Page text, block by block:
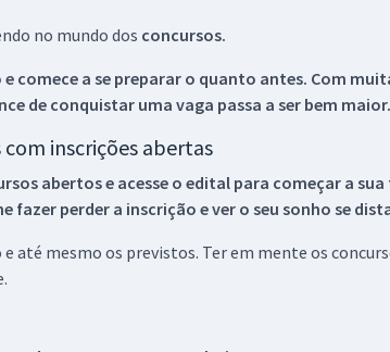
no mundo dos concursos.
comece a se preparar o quanto antes. Com
de conquistar uma vaga passa a ser bem maior.
inscrições abertas
abertos e acesse o edital para começar a
perder a inscrição e ver o seu sonho se
até mesmo os previstos. Ter em mente os